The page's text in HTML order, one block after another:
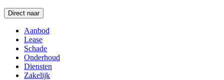
Direct naar
Aanbod
Lease
Schade
Onderhoud
Diensten
Zakelijk